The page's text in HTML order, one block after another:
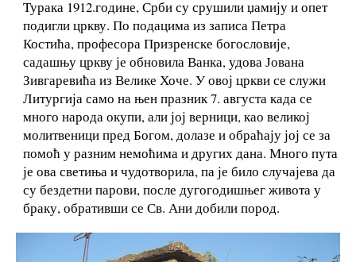
Турака 1912.године, Срби су срушили џамију и опет
подигли цркву. По подацима из записа Петра
Костића, професора Призренске богословије,
садашњу цркву је обновила Ванка, удова Јована
Зивгаревића из Велике Хоче. У овој цркви се служи
Литургија само на њен празник 7. августа када се
много народа окупи, али јој верници, као великој
молитвеници пред Богом, долазе и обраћају јој се за
помоћ у разним немоћима и других дана. Много пута
је ова светиња и чудотворила, па је било случајева да
су бездетни парови, после дугогодишњег живота у
браку, обративши се Св. Ани добили пород.